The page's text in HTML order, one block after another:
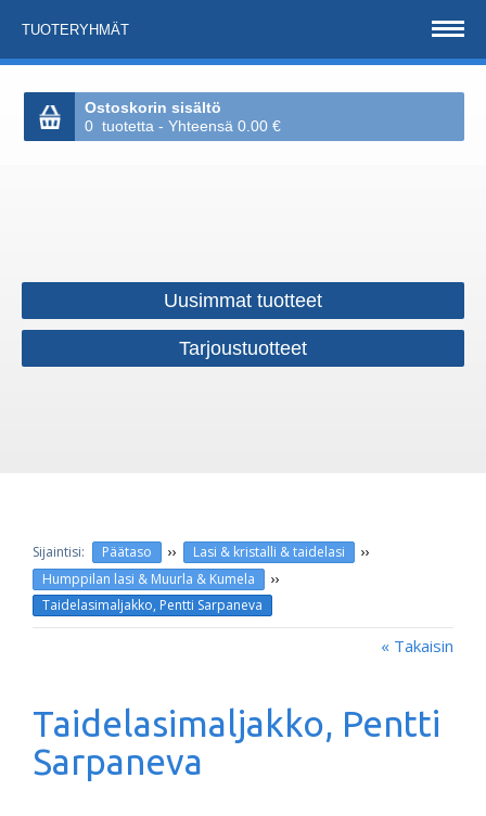
TUOTERYHMÄT
Ostoskorin sisältö
0 tuotetta - Yhteensä 0.00 €
Uusimmat tuotteet
Tarjoustuotteet
Päätaso ›› Lasi & kristalli & taidelasi ››
Humppilan lasi & Muurla & Kumela ››
Taidelasimaljakko, Pentti Sarpaneva
« Takaisin
Taidelasimaljakko, Pentti
Sarpaneva